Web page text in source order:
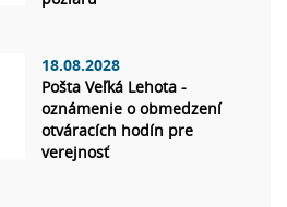
18.08.2028
Pošta Veľká Lehota -
oznámenie o obmedzení
otváracích hodín pre
verejnosť